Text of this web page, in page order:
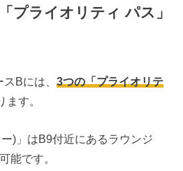
プライオリティ パス」
スBには、3つの「プライオリテ
ます。
ー)」はB9付近にあるラウンジ
能です。